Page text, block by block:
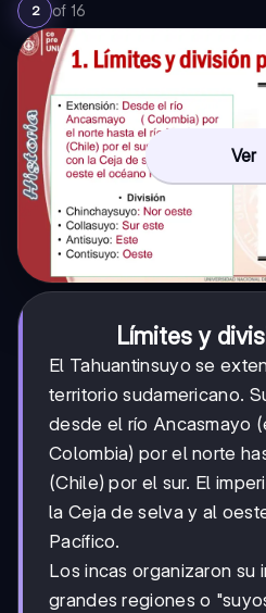
2 of 16
Ver
Límites y
El Tahuantinsuyo se
territorio sudamericano.
desde el río Ancasmayo
Colombia) por el norte
(Chile) por el sur. El
la Ceja de selva y al
Pacífico.
Los incas organizaron su
grandes regiones o